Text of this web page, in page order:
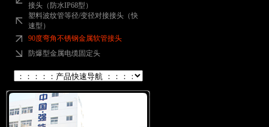
接头（防水IP68型）
塑料波纹管等径/变径对接接头（快
速型）
90度弯角不锈钢金属软管接头
防爆型金属电缆固定头